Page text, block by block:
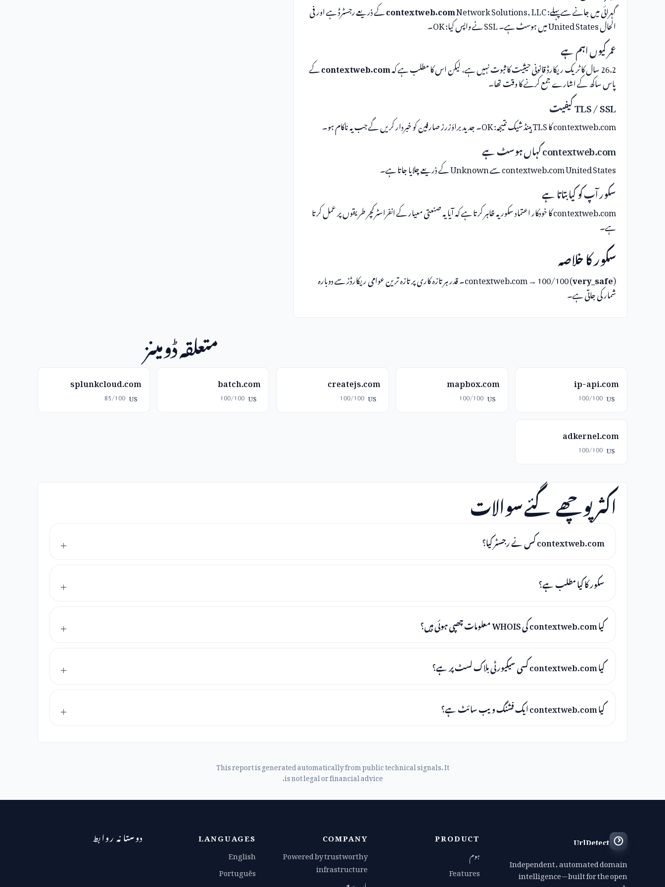
گہرائی میں جانے سے پہلے: contextweb.comNetwork Solutions, LLC کے ذریعے رجسٹرڈ ہے اور فی
الحال United States میں ہوسٹ ہے۔ SSL نے واپس کیا: OK۔
عمر کیوں اہم ہے
26.2 سال کا ٹریک ریکارڈ قانونی حیثیت کا ثبوت نہیں ہے، لیکن اس کا مطلب ہے کہ contextweb.comکے
پاس ساکھ کے اشارے جمع کرنے کا وقت تھا۔
TLS / SSL کیفیت
contextweb.com کا TLS ہینڈ شیک نتیجہ: OK۔ جدید براؤزرز صارفین کو خبردار کریں گے جب یہ ناکام ہو۔
contextweb.com کہاں ہوسٹ ہے
contextweb.com United States سے Unknown کے ذریعے چلایا جاتا ہے۔
سکور آپ کو کیا بتاتا ہے
contextweb.com کا خودکار اعتماد سکور یہ ظاہر کرتا ہے کہ آیا یہ صنعتی معیار کے انفراسٹرکچر طریقوں پر عمل کرتا
ہے۔
سکور کا خلاصہ
contextweb.com → 100/100 (very_safe )۔ قدر ہر تازہ کاری پر تازہ ترین عوامی ریکارڈز سے دوبارہ
شمار کی جاتی ہے۔
متعلقہ ڈومینز
ip-api.com
US
100/100
mapbox.com
US
100/100
createjs.com
US
100/100
batch.com
US
100/100
splunkcloud.com
US
85/100
adkernel.com
US
100/100
اکثر پوچھے گئے سوالات
contextweb.com کس نے رجسٹر کیا؟
سکور کا کیا مطلب ہے؟
کیا contextweb.com کی WHOIS معلومات چھپی ہوئی ہیں؟
کیا contextweb.com کسی سیکیورٹی بلاک لسٹ پر ہے؟
کیا contextweb.com ایک فشنگ ویب سائٹ ہے؟
This report is generated automatically from public technical signals. It
is not legal or financial advice.
UrlDetect
Independent, automated domain
intelligence — built for the open
PRODUCT
ہوم
Features
COMPANY
Powered by trustworthy
infrastructure
LANGUAGES
English
Português
دوستانہ روابط